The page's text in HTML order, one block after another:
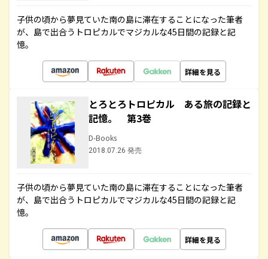
子供の頃から夢見ていた南の島に滞在することになった筆者
が、島で出合うトロピカルでマジカルな45日間の記録と記
憶。
詳細を見る
とろとろトロピカル ある旅の記録と
記憶。 第3巻
D-Books
2018.07.26 発売
子供の頃から夢見ていた南の島に滞在することになった筆者
が、島で出合うトロピカルでマジカルな45日間の記録と記
憶。
詳細を見る